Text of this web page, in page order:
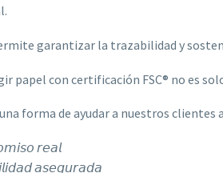
garantizar la trazabilidad y
papel con certificación FSC® no es
forma de ayudar a nuestros
𝘳𝘦𝘢𝘭
𝘢𝘴𝘦𝘨𝘶𝘳𝘢𝘥𝘢